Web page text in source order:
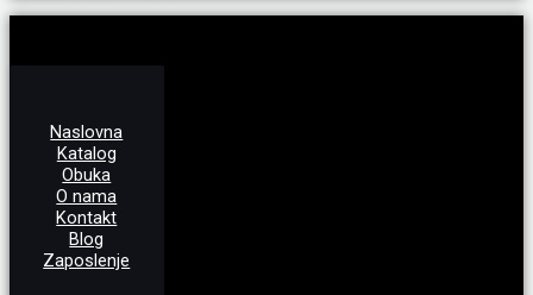
Naslovna
Katalog
Obuka
O nama
Kontakt
Blog
Zaposlenje